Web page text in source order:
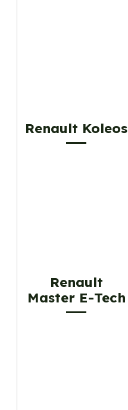
Renault Koleos
Renault
Master E-Tech